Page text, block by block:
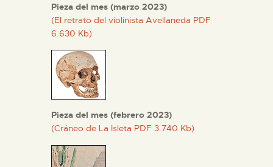
Pieza del mes (marzo 2023)
(El retrato del violinista Avellaneda PDF
6.630 Kb)
Pieza del mes (febrero 2023)
(Cráneo de La Isleta PDF 3.740 Kb)